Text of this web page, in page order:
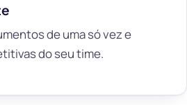
de uma só vez e
do seu time.